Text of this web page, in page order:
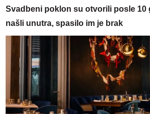
Svadbeni poklon su otvorili posle 10
našli unutra, spasilo im je brak